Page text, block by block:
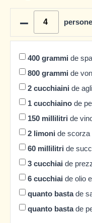
–
persone
400 grammi de
800 grammi de
2 cucchiaini de
1 cucchiaino de
150 millilitri de
2 limoni de scorza
60 millilitri de
3 cucchiai de
6 cucchiai de olio
quanto bastade
quanto bastade